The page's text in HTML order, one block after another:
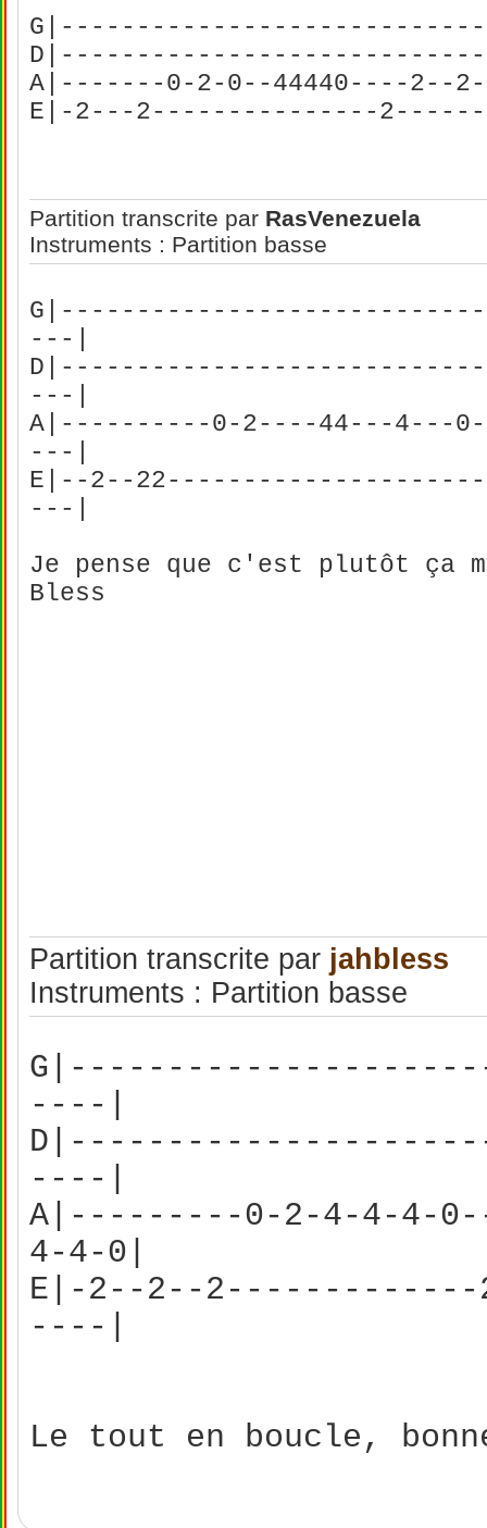
A|-------0-2-0--44440----2--
E|-2---2---------------
Partition transcrite par RasVenezuela
Instruments : Partition basse
---|
---|
A|----------0-2----44---4---
---|
E|--2--
---|
Je pense que c'est plutôt ça
Bless
Partition transcrite par jahbless
Instruments : Partition basse
----|
----|
A|---------0-2-4-4-4-
4-4-0|
E|-2--2--
----|
Le tout en boucle,